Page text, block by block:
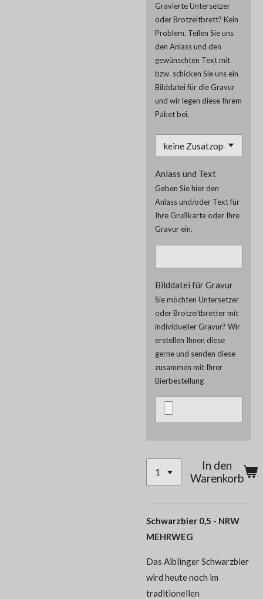
Gravierte Untersetzer
oder Brotzeitbrett? Kein
Problem. Teilen Sie uns
den Anlass und den
gewünschten Text mit
bzw. schicken Sie uns ein
Bilddatei für die Gravur
und wir legen diese Ihrem
Paket bei.
Anlass und Text
Geben Sie hier den
Anlass und/oder Text für
Ihre Grußkarte oder Ihre
Gravur ein.
Bilddatei für Gravur
Sie möchten Untersetzer
oder Brotzeitbretter mit
individueller Gravur? Wir
erstellen Ihnen diese
gerne und senden diese
zusammen mit Ihrer
Bierbestellung
In den
Warenkorb
Schwarzbier 0,5 - NRW
MEHRWEG
Das Aiblinger Schwarzbier
wird heute noch im
traditionellen